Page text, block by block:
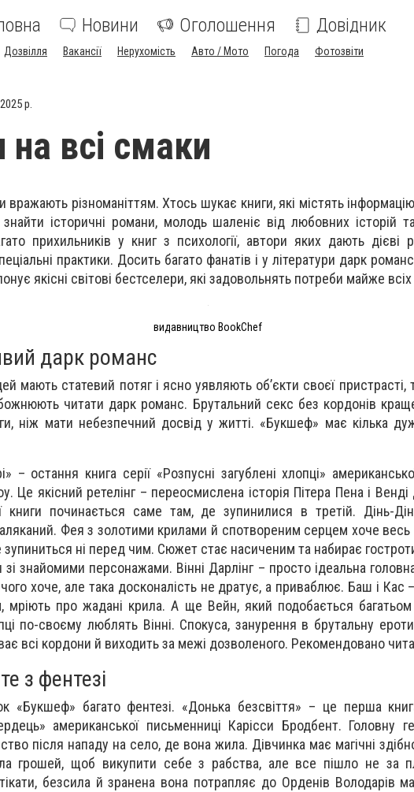
Новини Оголошення Довідник
Дозвілля Вакансії Нерухомість Авто / Мото Погода Фотозвіти
р.
на всі смаки
вражають різноманіттям. Хтось шукає книги, які містять
знайти історичні романи, молодь шаленіє від любовних історій
прихильників у книг з психології, автори яких дають дієві
практики. Досить багато фанатів і у літератури дарк
якісні світові бестселери, які задовольнять потреби майже всіх
видавництво BookChef
дарк романс
мають статевий потяг і ясно уявляють об’єкти своєї
читати дарк романс. Брутальний секс без кордонів
ніж мати небезпечний досвід у житті. «Букшеф» має кілька
– остання книга серії «Розпусні загублені хлопці»
Це якісний ретелінг – переосмислена історія Пітера Пена і
книги починається саме там, де зупинилися в третій. Дінь-
Фея з золотими крилами й спотвореним серцем хоче весь
зупиниться ні перед чим. Сюжет стає насиченим та набирає
зі знайомими персонажами. Вінні Дарлінг – просто ідеальна
чого хоче, але така досконалість не дратує, а приваблює. Баш і Кас
мріють про жадані крила. А ще Вейн, який подобається багатьом
по-своєму люблять Вінні. Спокуса, занурення в брутальну
всі кордони й виходить за межі дозволеного. Рекомендовано
з фентезі
«Букшеф» багато фентезі. «Донька безсвіття» – це перша
американської письменниці Карісси Бродбент. Головну
після нападу на село, де вона жила. Дівчинка має магічні
грошей, щоб викупити себе з рабства, але все пішло не за
безсила й зранена вона потрапляє до Орденів Володарів